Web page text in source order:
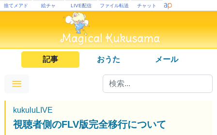
捨てメアド 絵チャ LIVE配信 ファイル転送 チャット
記事 おうた メール
kukuluLIVE
視聴者側のFLV版完全移行について